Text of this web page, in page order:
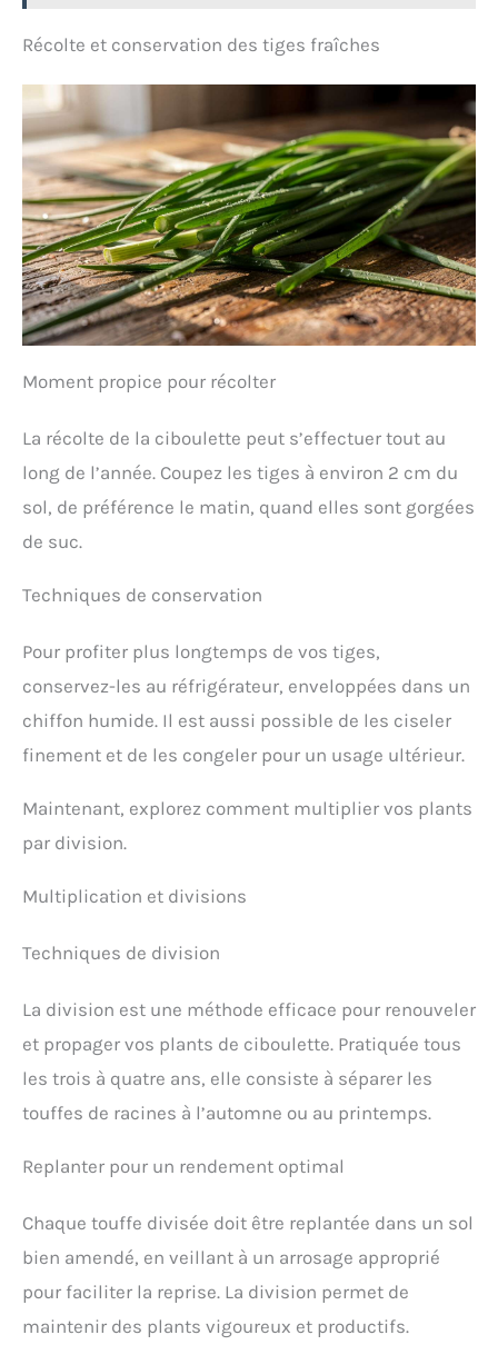
Récolte et conservation des tiges fraîches
Moment propice pour récolter
La récolte de la ciboulette peut s’effectuer tout au
long de l’année. Coupez les tiges à environ 2 cm du
sol, de préférence le matin, quand elles sont gorgées
de suc.
Techniques de conservation
Pour profiter plus longtemps de vos tiges,
conservez-les au réfrigérateur, enveloppées dans un
chiffon humide. Il est aussi possible de les ciseler
finement et de les congeler pour un usage ultérieur.
Maintenant, explorez comment multiplier vos plants
par division.
Multiplication et divisions
Techniques de division
La division est une méthode efficace pour renouveler
et propager vos plants de ciboulette. Pratiquée tous
les trois à quatre ans, elle consiste à séparer les
touffes de racines à l’automne ou au printemps.
Replanter pour un rendement optimal
Chaque touffe divisée doit être replantée dans un sol
bien amendé, en veillant à un arrosage approprié
pour faciliter la reprise. La division permet de
maintenir des plants vigoureux et productifs.